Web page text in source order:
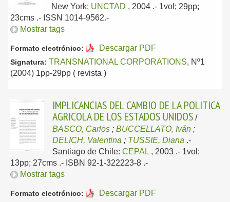
New York: UNCTAD , 2004 .- 1vol; 29pp;
23cms .- ISSN 1014-9562.-
Mostrar tags
Formato electrónico: Descargar PDF
Signatura: TRANSNATIONAL CORPORATIONS, Nº1
(2004) 1pp-29pp ( revista )
IMPLICANCIAS DEL CAMBIO DE LA POLITICA
AGRICOLA DE LOS ESTADOS UNIDOS /
BASCO, Carlos ; BUCCELLATO, Iván ;
DELICH, Valentina ; TUSSIE, Diana .-
Santiago de Chile: CEPAL , 2003 .- 1vol;
13pp; 27cms .- ISBN 92-1-322223-8 .-
Mostrar tags
Formato electrónico: Descargar PDF